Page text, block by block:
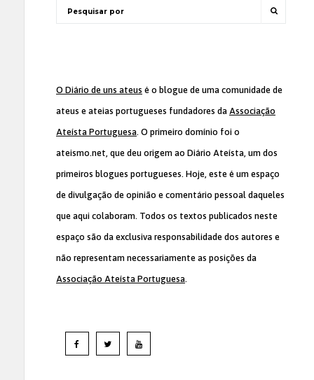
O Diário de uns ateus é o blogue de uma comunidade de
ateus e ateias portugueses fundadores da Associação
Ateísta Portuguesa. O primeiro domínio foi o
ateismo.net, que deu origem ao Diário Ateísta, um dos
primeiros blogues portugueses. Hoje, este é um espaço
de divulgação de opinião e comentário pessoal daqueles
que aqui colaboram. Todos os textos publicados neste
espaço são da exclusiva responsabilidade dos autores e
não representam necessariamente as posições da
Associação Ateísta Portuguesa.